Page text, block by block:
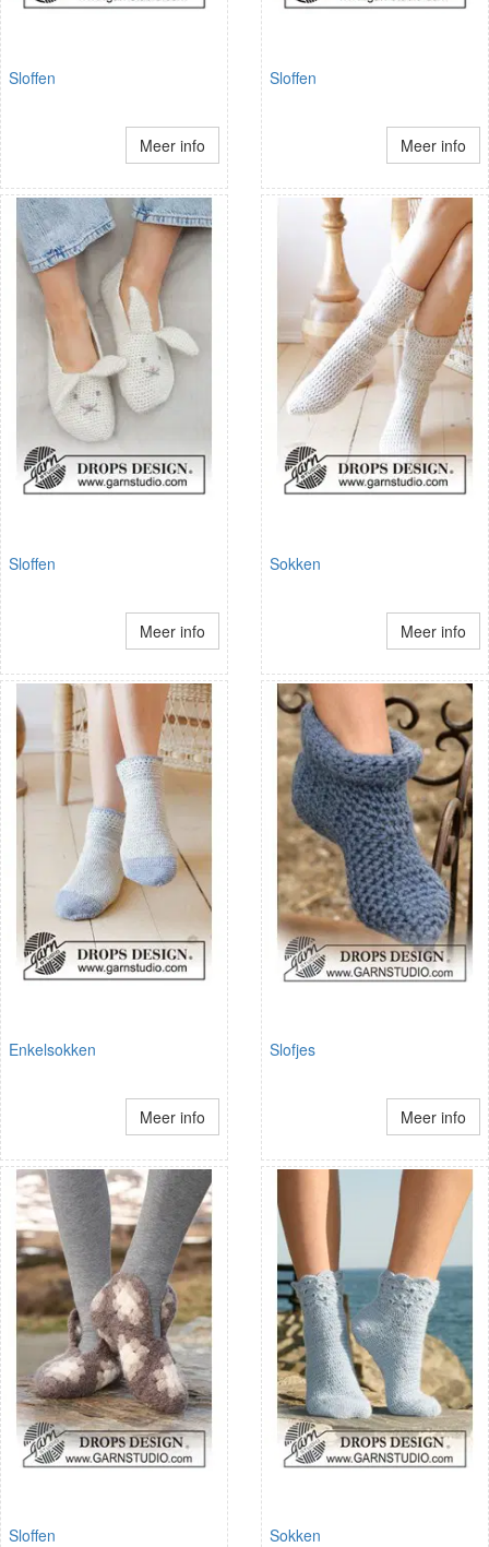
Sloffen
Meer info
Sloffen
Meer info
Sloffen
Meer info
Sokken
Meer info
Enkelsokken
Meer info
Slofjes
Meer info
Sloffen Sokken